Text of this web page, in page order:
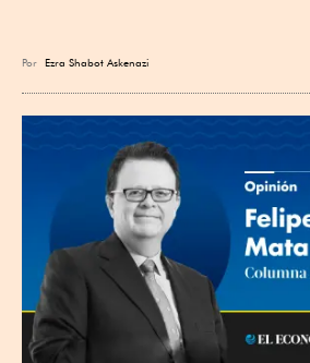
Por Ezra Shabot Askenazi